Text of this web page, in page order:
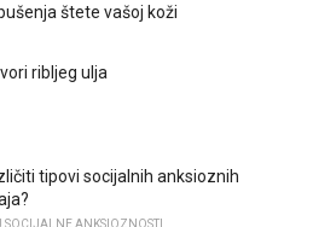
štete vašoj koži
ribljeg ulja
tipovi socijalnih anksioznih
SOCIJALNE ANKSIOZNOSTI